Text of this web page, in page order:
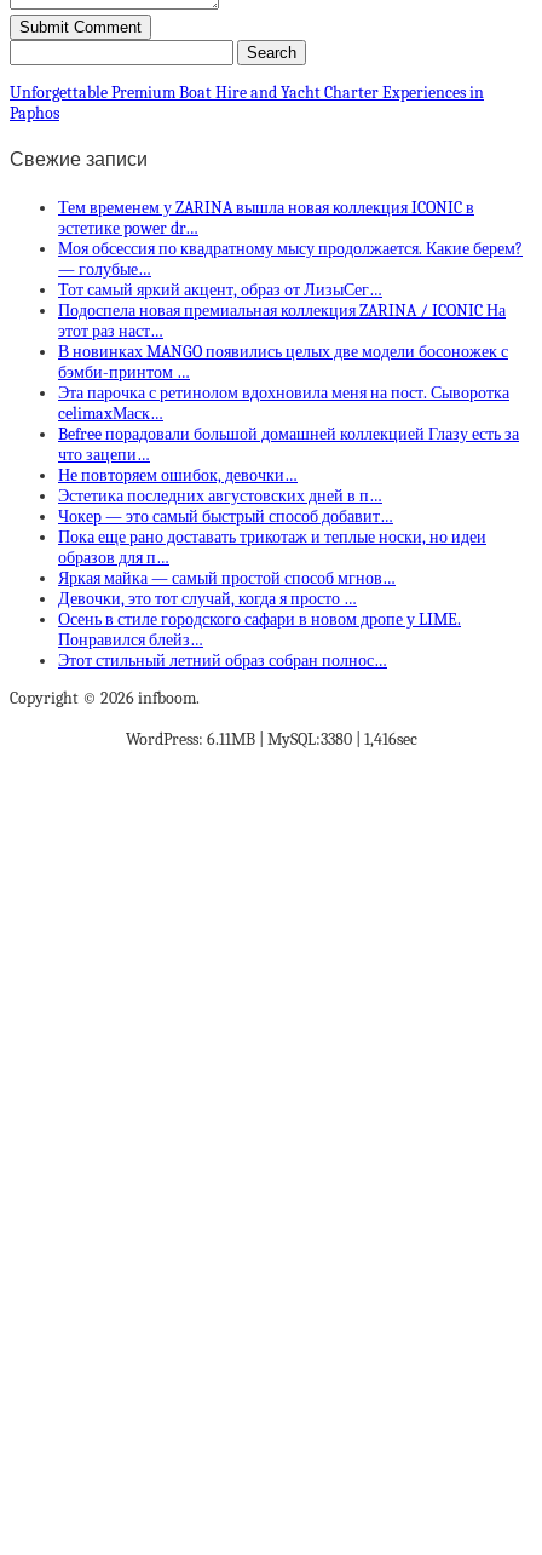
Unforgettable Premium Boat Hire and Yacht Charter Experiences in
Paphos
Свежие записи
Тем временем у ZARINA вышла новая коллекция ICONIC в
эстетике power dr…
Моя обсессия по квадратному мысу продолжается. Какие берем?
— голубые…
Тот самый яркий акцент, образ от ЛизыСег…
Подоспела новая премиальная коллекция ZARINA / ICONIC На
этот раз наст…
В новинках MANGO появились целых две модели босоножек с
бэмби-принтом …
Эта парочка с ретинолом вдохновила меня на пост. Сыворотка
celimaxМаск…
Befree порадовали большой домашней коллекцией Глазу есть за
что зацепи…
Не повторяем ошибок, девочки…
Эстетика последних августовских дней в п…
Чокер — это самый быстрый способ добавит…
Пока еще рано доставать трикотаж и теплые носки, но идеи
образов для п…
Яркая майка — самый простой способ мгнов…
Девочки, это тот случай, когда я просто …
Осень в стиле городского сафари в новом дропе у LIME.
Понравился блейз…
Этот стильный летний образ собран полнос…
Copyright © 2026 infboom.
WordPress: 6.11MB | MySQL:3380 | 1,416sec